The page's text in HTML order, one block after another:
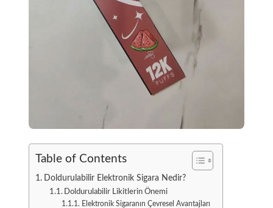
Table of Contents
Doldurulabilir Elektronik Sigara Nedir?
Doldurulabilir Likitlerin Önemi
Elektronik Sigaranın Çevresel Avantajları